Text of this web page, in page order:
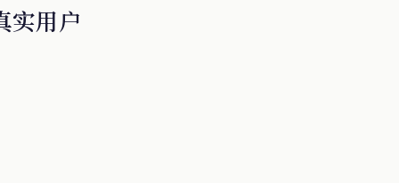
实用户